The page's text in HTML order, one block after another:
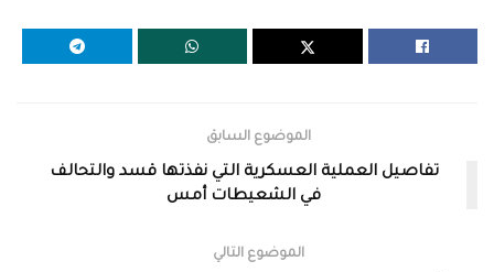
الموضوع السابق
تفاصيل العملية العسكرية التي نفذتها قسد والتحالف
في الشعيطات أمس
الموضوع التالي